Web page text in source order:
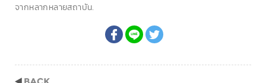
จากหลากหลายสถาบัน.